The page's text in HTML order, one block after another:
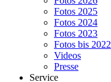
Fotos 2025
Fotos 2024
Fotos 2023
Fotos bis 2022
Videos
Presse
Service